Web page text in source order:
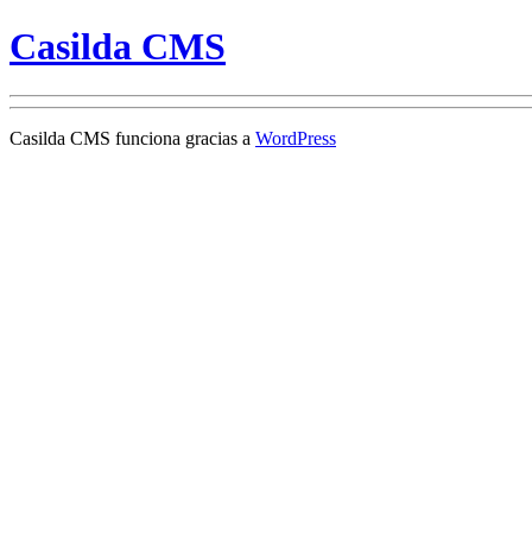
Casilda CMS
Casilda CMS funciona gracias a WordPress